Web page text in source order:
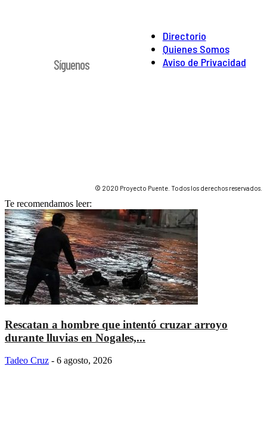
Directorio
Quienes Somos
Aviso de Privacidad
Síguenos
© 2020 Proyecto Puente. Todos los derechos reservados.
Te recomendamos leer:
Rescatan a hombre que intentó cruzar arroyo
durante lluvias en Nogales,...
Tadeo Cruz - 6 agosto, 2026